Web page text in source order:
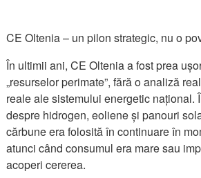
CE Oltenia – un pilon strategic, nu o
În ultimii ani, CE Oltenia a fost prea
„resurselor perimate”, fără o analiză
reale ale sistemului energetic național.
despre hidrogen, eoliene și panouri
cărbune era folosită în continuare în
atunci când consumul era mare sau
acoperi cererea.